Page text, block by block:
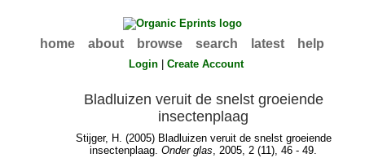
home about browse search latest help
Login |Create Account
Bladluizen veruit de snelst groeiende
insectenplaag
Stijger, H. (2005) Bladluizen veruit de snelst groeiende
insectenplaag.Onder glas, 2005, 2 (11), 46 - 49.